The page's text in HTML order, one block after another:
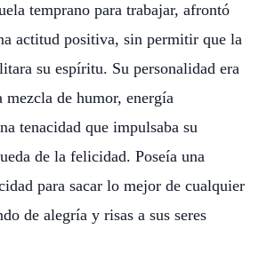
temprano para trabajar, afrontó
actitud positiva, sin permitir que la
su espíritu. Su personalidad era
mezcla de humor, energía
tenacidad que impulsaba su
de la felicidad. Poseía una
para sacar lo mejor de cualquier
de alegría y risas a sus seres